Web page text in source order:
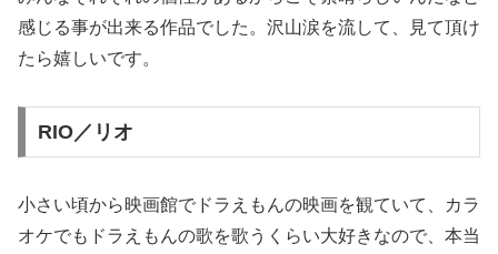
感じる事が出来る作品でした。沢山涙を流して、見て頂け
たら嬉しいです。
RIO／リオ
小さい頃から映画館でドラえもんの映画を観ていて、カラ
オケでもドラえもんの歌を歌うくらい大好きなので、本当